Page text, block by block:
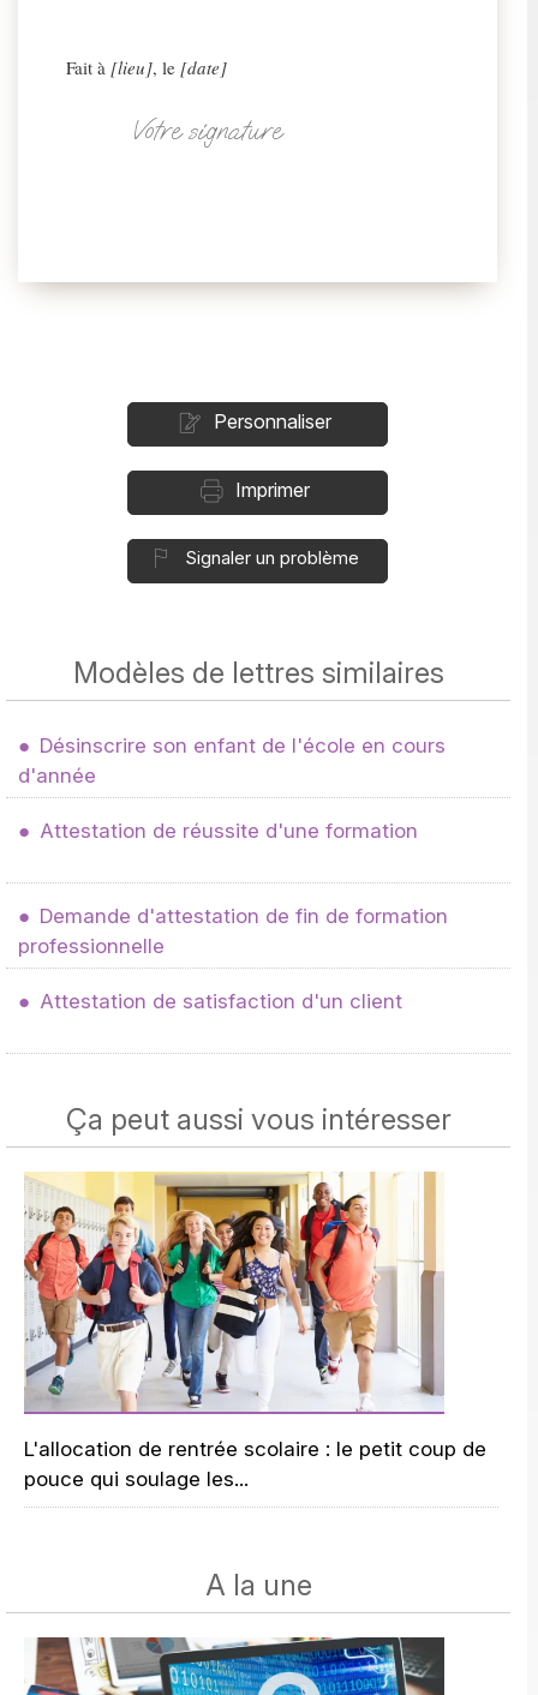
Fait à [lieu], le [date]
Votre signature
Personnaliser
Imprimer
Signaler un problème
Modèles de lettres similaires
Désinscrire son enfant de l'école en cours
d'année
Attestation de réussite d'une formation
Demande d'attestation de fin de formation
professionnelle
Attestation de satisfaction d'un client
Ça peut aussi vous intéresser
L'allocation de rentrée scolaire : le petit coup de
pouce qui soulage les...
A la une